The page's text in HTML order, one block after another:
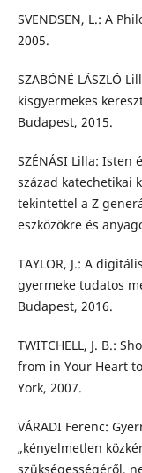
SVENDSEN, L.: A
2005.
SZABÓNÉ LÁSZLÓ
kisgyermekes
Budapest, 2015.
SZÉNÁSI Lilla: Isten
század katechetikai
tekintettel a Z
eszközökre és
TAYLOR, J.: A
gyermeke tudatos
Budapest, 2016.
TWITCHELL, J. B.:
from in Your Heart
York, 2007.
VÁRADI Ferenc:
„kényelmetlen
szükségességéről,